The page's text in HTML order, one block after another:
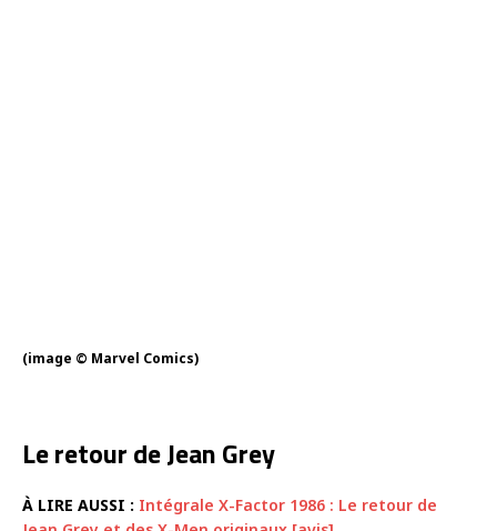
(image © Marvel Comics)
Le retour de Jean Grey
À LIRE AUSSI : Intégrale X-Factor 1986 : Le retour de